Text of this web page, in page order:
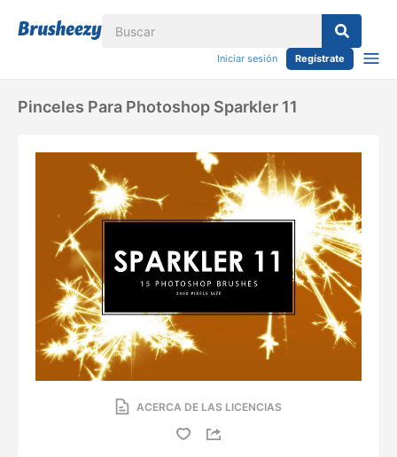
Iniciar sesión Regístrate
Pinceles Para Photoshop Sparkler 11
ACERCA DE LAS LICENCIAS